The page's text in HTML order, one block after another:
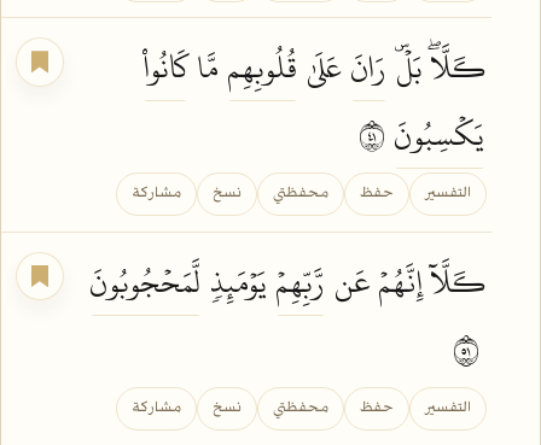
كـَلَّاۖ بَلۡۜرَانَعَلَىٰ قُلُوبِهِممَّاكَانُواْ
يَكۡسِبُونَ
التفسير حفظ محفظتي نسخ مشاركة
كـَلَّآ إِنَّهُمۡ عَن رَّبِّهِمۡيَوۡمَئِذٖ لَّمَحۡجُوبُونَ
التفسير حفظ محفظتي نسخ مشاركة